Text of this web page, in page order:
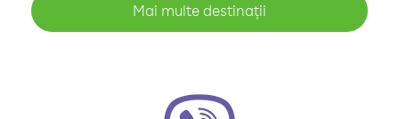
Mai multe destinații